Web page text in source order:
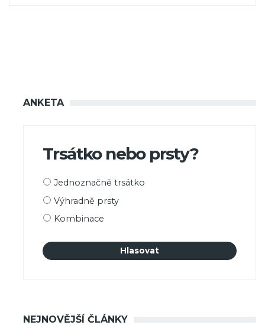
ANKETA
Trsátko nebo prsty?
Možnosti
Jednoznačně trsátko
Výhradně prsty
Kombinace
NEJNOVĚJŠÍ ČLÁNKY